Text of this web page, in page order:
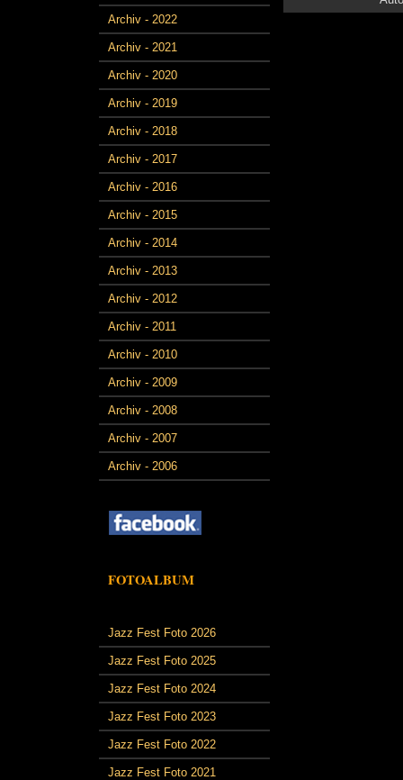
Archiv - 2022
Archiv - 2021
Archiv - 2020
Archiv - 2019
Archiv - 2018
Archiv - 2017
Archiv - 2016
Archiv - 2015
Archiv - 2014
Archiv - 2013
Archiv - 2012
Archiv - 2011
Archiv - 2010
Archiv - 2009
Archiv - 2008
Archiv - 2007
Archiv - 2006
FOTOALBUM
Jazz Fest Foto 2026
Jazz Fest Foto 2025
Jazz Fest Foto 2024
Jazz Fest Foto 2023
Jazz Fest Foto 2022
Jazz Fest Foto 2021